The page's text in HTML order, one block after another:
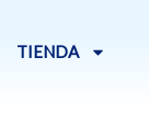
TIENDA